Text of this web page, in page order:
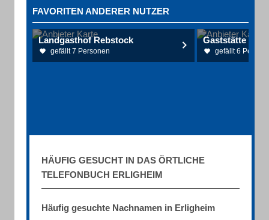
FAVORITEN ANDERER NUTZER
Landgasthof Rebstock
gefällt 7 Personen
Gaststätte
gefällt 6
HÄUFIG GESUCHT IN DAS ÖRTLICHE
TELEFONBUCH ERLIGHEIM
Häufig gesuchte Nachnamen in Erligheim